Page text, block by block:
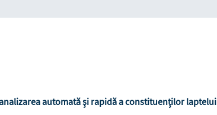
automată şi rapidă a constituenţilor laptelui